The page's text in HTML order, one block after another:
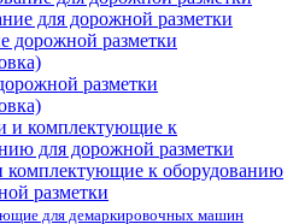
для дорожной разметки
разметки
комплектующие к оборудованию
разметки
для демаркировочных машин